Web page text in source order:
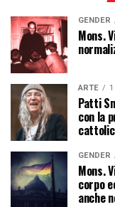
GENDER
Mons.
ARTE
Patti
con la
GENDER
Mons.
corpo
anche